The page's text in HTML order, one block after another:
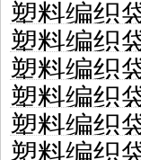
塑料编织
塑料编织
塑料编织
塑料编织
塑料编织